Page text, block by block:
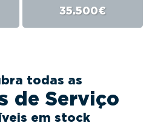
35.500€
todas as
de Serviço
em stock